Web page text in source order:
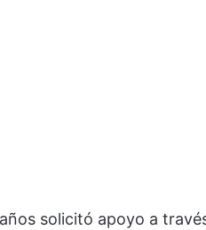
solicitó apoyo a